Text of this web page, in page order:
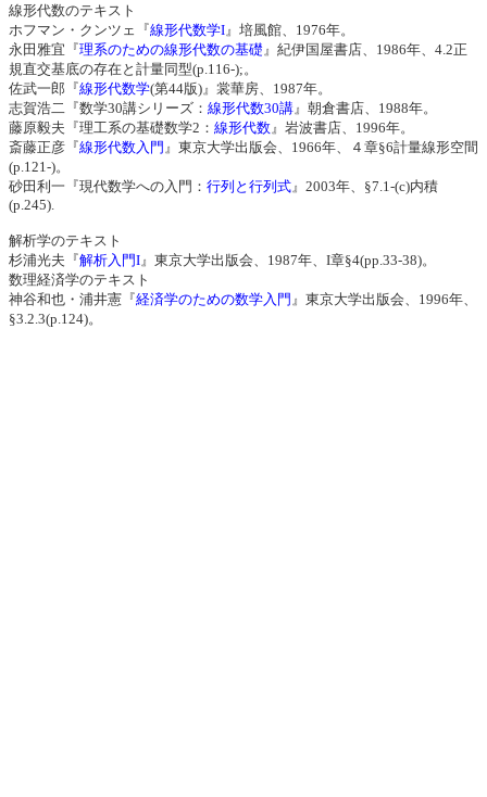
線形代数のテキスト
ホフマン・クンツェ『線形代数学I 』培風館、1976年。
永田雅宜『理系のための線形代数の基礎 』紀伊国屋書店、1986年、4.2正
規直交基底の存在と計量同型(p.116-);。
佐武一郎『線形代数学(第44版)』裳華房、1987年。
志賀浩二『数学30講シリーズ： 線形代数30講 』朝倉書店、1988年。
藤原毅夫『理工系の基礎数学2： 線形代数 』岩波書店、1996年。
斎藤正彦『線形代数入門 』東京大学出版会、1966年、４章§6計量線形空間
(p.121-)。
砂田利一『現代数学への入門： 行列と行列式 』2003年、§7.1-(c)内積
(p.245).
解析学のテキスト
杉浦光夫『解析入門I 』東京大学出版会、1987年、I章§4(pp.33-38)。
数理経済学のテキスト
神谷和也・浦井憲『経済学のための数学入門 』東京大学出版会、1996年、
§3.2.3(p.124)。